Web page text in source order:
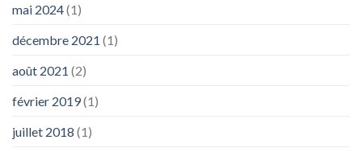
mai 2024(1)
décembre 2021 (1)
août 2021 (2)
février 2019(1)
juillet 2018 (1)